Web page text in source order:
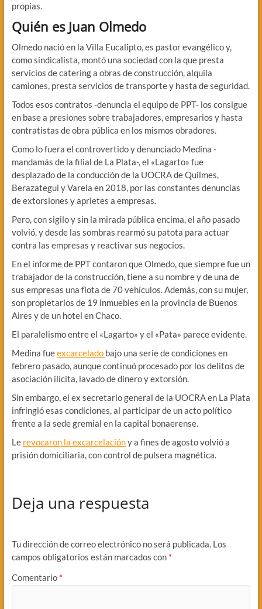
propias.
Quién es Juan Olmedo
Olmedo nació en la Villa Eucalipto, es pastor evangélico y,
como sindicalista, montó una sociedad con la que presta
servicios de catering a obras de construcción, alquila
camiones, presta servicios de transporte y hasta de seguridad.
Todos esos contratos -denuncia el equipo de PPT- los consigue
en base a presiones sobre trabajadores, empresarios y hasta
contratistas de obra pública en los mismos obradores.
Como lo fuera el controvertido y denunciado Medina -
mandamás de la filial de La Plata-, el «Lagarto» fue
desplazado de la conducción de la UOCRA de Quilmes,
Berazategui y Varela en 2018, por las constantes denuncias
de extorsiones y aprietes a empresas.
Pero, con sigilo y sin la mirada pública encima, el año pasado
volvió, y desde las sombras rearmó su patota para actuar
contra las empresas y reactivar sus negocios.
En el informe de PPT contaron que Olmedo, que siempre fue un
trabajador de la construcción, tiene a su nombre y de una de
sus empresas una flota de 70 vehículos. Además, con su mujer,
son propietarios de 19 inmuebles en la provincia de Buenos
Aires y de un hotel en Chaco.
El paralelismo entre el «Lagarto» y el «Pata» parece evidente.
Medina fueexcarcelado bajo una serie de condiciones en
febrero pasado, aunque continuó procesado por los delitos de
asociación ilícita, lavado de dinero y extorsión.
Sin embargo, el ex secretario general de la UOCRA en La Plata
infringió esas condiciones, al participar de un acto político
frente a la sede gremial en la capital bonaerense.
Le revocaron la excarcelacióny a fines de agosto volvió a
prisión domiciliaria, con control de pulsera magnética.
Deja una respuesta
Tu dirección de correo electrónico no será publicada. Los
campos obligatorios están marcados con *
Comentario *